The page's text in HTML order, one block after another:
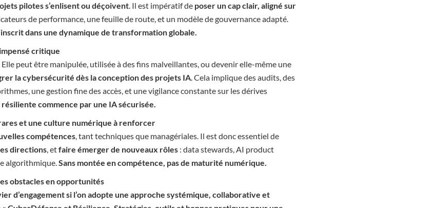
pilotes s’enlisent ou déçoivent. Il est impératif de poser un cap clair, aligné sur
de performance, une feuille de route, et un modèle de gouvernance adapté.
dans une dynamique de transformation globale.
critique
Elle peut être manipulée, utilisée à des fins malveillantes, ou devenir elle-même une
la cybersécurité dès la conception des projets IA. Cela implique des audits, des
une gestion fine des accès, et une vigilance constante sur les dérives
résiliente commence par une IA sécurisée.
et une culture numérique à renforcer
compétences, tant techniques que managériales. Il est donc essentiel de
directions, etfaire émerger de nouveaux rôles : data stewards, AI product
algorithmique.Sans montée en compétence, pas de maturité numérique.
obstacles en opportunités
d’engagement si l’on adopte une approche systémique, collaborative et